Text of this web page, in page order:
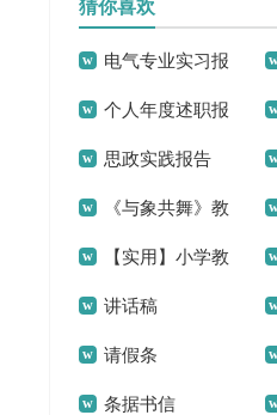
猜你喜欢
电气专业实习报
告范文锦集五篇
个人年度述职报
告(精选15篇)
思政实践报告
《与象共舞》教
学反思【实用】小学教
学计划范文集锦6篇
讲话稿
请假条
条据书信